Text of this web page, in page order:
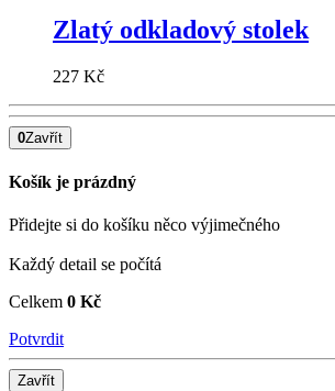
Zlatý odkladový stolek
227 Kč
0Zavřít
Košík je prázdný
Přidejte si do košíku něco výjimečného
Každý detail se počítá
Celkem 0 Kč
Potvrdit
Zavřít